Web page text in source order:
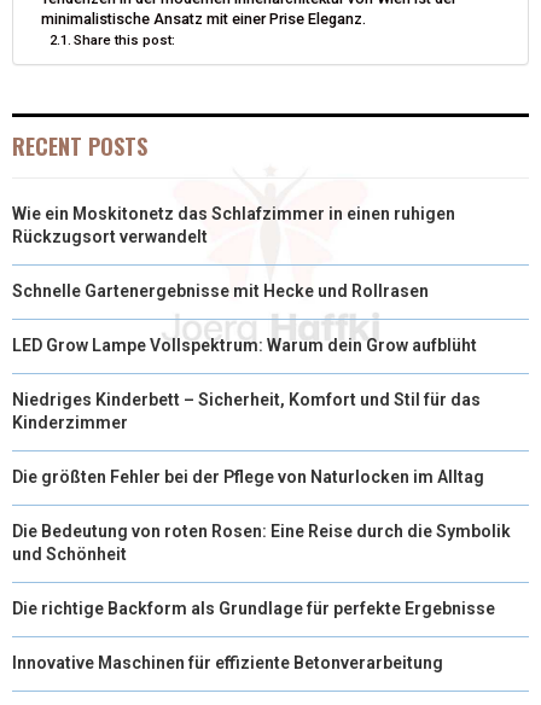
E
R
K S N
minimalistische Ansatz mit einer Prise Eleganz.
Share this post:
RECENT POSTS
Wie ein Moskitonetz das Schlafzimmer in einen ruhigen
Rückzugsort verwandelt
Schnelle Gartenergebnisse mit Hecke und Rollrasen
LED Grow Lampe Vollspektrum: Warum dein Grow aufblüht
Niedriges Kinderbett – Sicherheit, Komfort und Stil für das
Kinderzimmer
Die größten Fehler bei der Pflege von Naturlocken im Alltag
Die Bedeutung von roten Rosen: Eine Reise durch die Symbolik
und Schönheit
Die richtige Backform als Grundlage für perfekte Ergebnisse
Innovative Maschinen für effiziente Betonverarbeitung